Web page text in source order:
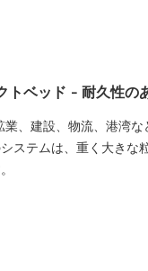
トベッド - 耐久性の
、建設、物流、港湾
ステムは、重く大き